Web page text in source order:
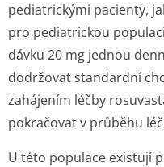
pediatrickými pacienty,
pro pediatrickou
dávku 20 mg jednou
dodržovat standardní
zahájením léčby
pokračovat v průběhu
U této populace existují